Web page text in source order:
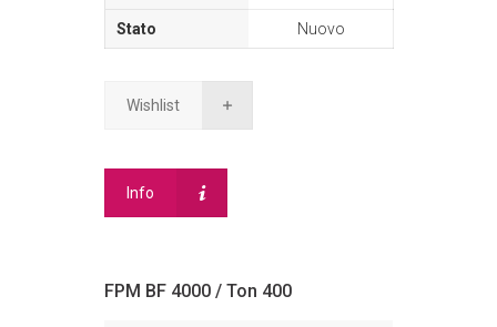
Nuovo
Wishlist
Info
FPM BF 4000 / Ton 400